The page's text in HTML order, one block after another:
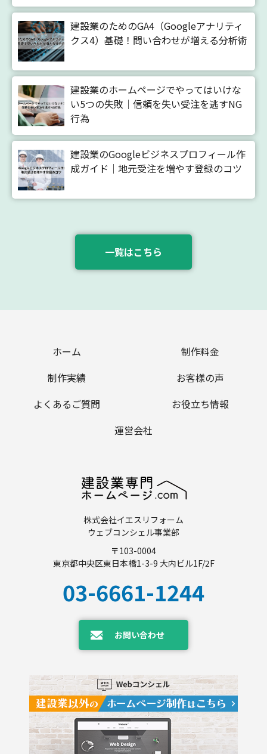
建設業のためのGA4（Googleアナリティ
クス4）基礎！問い合わせが増える分析術
建設業のホームページでやってはいけな
い5つの失敗｜信頼を失い受注を逃すNG
行為
建設業のGoogleビジネスプロフィール作
成ガイド｜地元受注を増やす登録のコツ
一覧はこちら
ホーム
制作料金
制作実績
お客様の声
よくあるご質問
お役立ち情報
運営会社
株式会社イエスリフォーム
ウェブコンシェル事業部
〒103-0004
東京都中央区東日本橋1-3-9 大内ビル1F/2F
03-6661-1244
お問い合わせ